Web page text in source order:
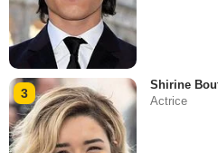
3
Shirine
Actrice